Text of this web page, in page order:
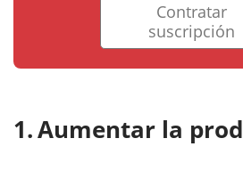
Contratar
suscripción
Aumentar la